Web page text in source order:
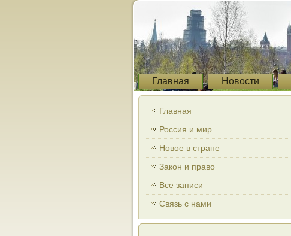
Главная Новости
Главная
Россия и мир
Новое в стране
Закон и право
Все записи
Связь с нами